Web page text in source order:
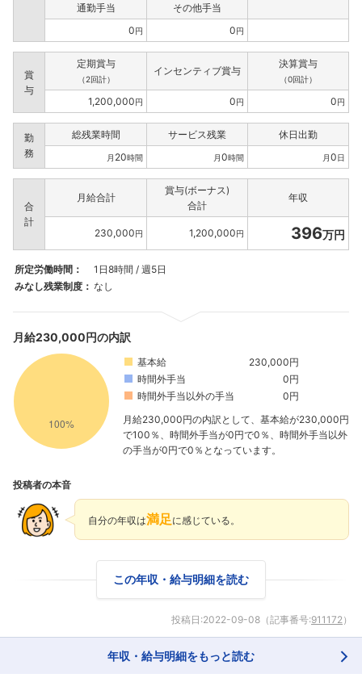
通勤手当
その他手当
0円 0円
賞
与
定期賞与
（2回計）
インセンティブ賞与
決算賞与
（0回計）
1,200,000円 0円 0円
勤
務
総残業時間 サービス残業 休日出勤
月 20時間 月0時間 月0日
合
計
月給合計
賞与(ボーナス)
合計
年収
230,000円 1,200,000円 396万円
所定労働時間：
1日8時間 / 週5日
みなし残業制度： なし
月給230,000円の内訳
基本給
230,000円
時間外手当
0円
時間外手当以外の手当
0円
月給230,000円の内訳として、基本給が230,000円
で100％、時間外手当が0円で0％、時間外手当以外
の手当が0円で0％となっています。
投稿者の本音
自分の年収は満足に感じている。
この年収・給与明細を読む
投稿日:2022-09-08 （記事番号:911172 ）
年収・給与明細をもっと読む